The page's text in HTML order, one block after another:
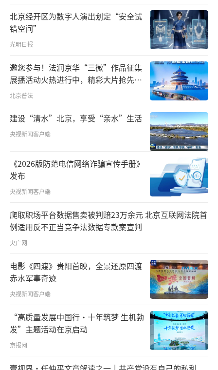
东部战区飞行员俯瞰澎湖列岛
视频截图
8月15日，中国人民解放军#东部战区# 位
实战化演练。这是针对美台继续玩弄政治把
戏、破坏台海和平稳定的严正震慑。联合战备
警巡和实战化演练中，东部战区飞行员俯瞰澎
湖列岛。战区部队将采取一切必要措施，坚决
捍卫国家主权和台海地区和平稳定。
应
北京经开区为数字人演出划定“安全试
错空间”
光明日报
邀您参与！法润京华“三微”作品征集
展播活动火热进行中，精彩大片抢先看
～
北京普法
建设“清水”北京，享受“亲水”生活
央视新闻客户端
《2026版防范电信网络诈骗宣传手册》
发布
央视新闻客户端
爬取职场平台数据售卖被判赔23万余元 北京互联网法院首
例适用反不正当竞争法数据专款案宣判
央广网
电影《四渡》贵阳首映，全景还原四渡
赤水军事奇迹
央视新闻客户端
“高质量发展中国行·十年筑梦 生机勃
发”主题活动在京启动
京报网